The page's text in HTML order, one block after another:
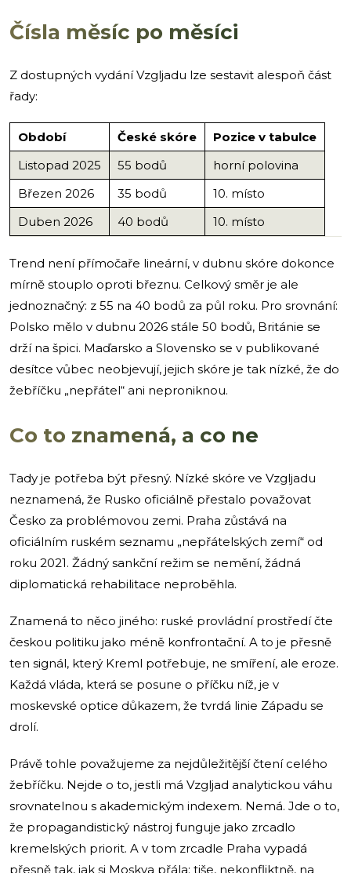
Čísla měsíc po měsíci
Z dostupných vydání Vzgljadu lze sestavit alespoň část
řady:
Období České skóre
Pozice v tabulce
Listopad 2025
55 bodů
horní polovina
Březen 2026
35 bodů
10. místo
Duben 2026
40 bodů 10. místo
Trend není přímočaře lineární, v dubnu skóre dokonce
mírně stouplo oproti březnu. Celkový směr je ale
jednoznačný: z 55 na 40 bodů za půl roku. Pro srovnání:
Polsko mělo v dubnu 2026 stále 50 bodů, Británie se
drží na špici. Maďarsko a Slovensko se v publikované
desítce vůbec neobjevují, jejich skóre je tak nízké, že do
žebříčku „nepřátel“ ani neproniknou.
Co to znamená, a co ne
Tady je potřeba být přesný. Nízké skóre ve Vzgljadu
neznamená, že Rusko oficiálně přestalo považovat
Česko za problémovou zemi. Praha zůstává na
oficiálním ruském seznamu „nepřátelských zemí“ od
roku 2021. Žádný sankční režim se nemění, žádná
diplomatická rehabilitace neproběhla.
Znamená to něco jiného: ruské provládní prostředí čte
českou politiku jako méně konfrontační. A to je přesně
ten signál, který Kreml potřebuje, ne smíření, ale eroze.
Každá vláda, která se posune o příčku níž, je v
moskevské optice důkazem, že tvrdá linie Západu se
drolí.
Právě tohle považujeme za nejdůležitější čtení celého
žebříčku. Nejde o to, jestli má Vzgljad analytickou váhu
srovnatelnou s akademickým indexem. Nemá. Jde o to,
že propagandistický nástroj funguje jako zrcadlo
kremelských priorit. A v tom zrcadle Praha vypadá
přesně tak, jak si Moskva přála: tiše, nekonfliktně, na